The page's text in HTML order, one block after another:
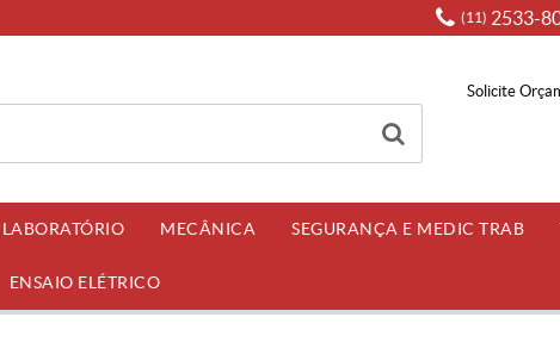
(11) 2533-
Solicite
LABORATÓRIO MECÂNICA SEGURANÇA E MEDIC TRAB
ENSAIO ELÉTRICO